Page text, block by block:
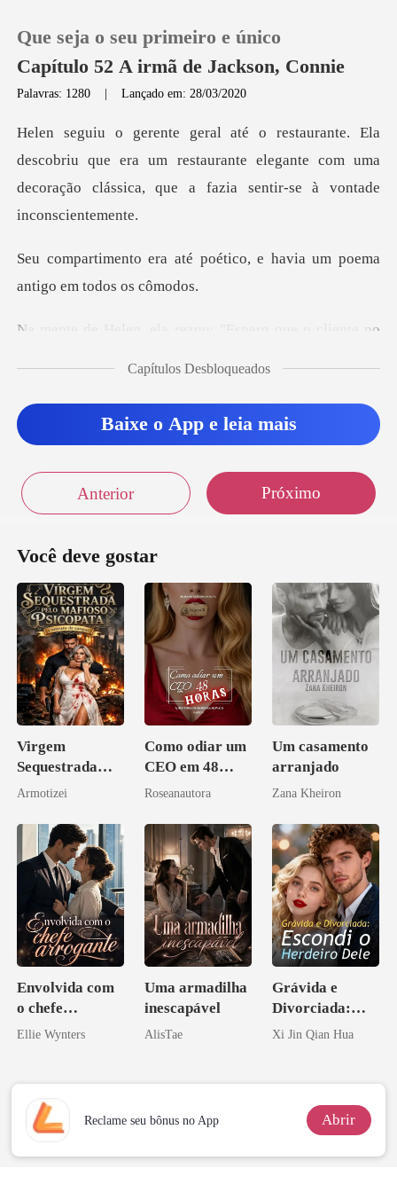
0
Loja
Sair
Que seja o seu primeiro e único
Capítulo 52 A irmã de Jackson, Connie
Palavras: 1280 |Lançado em: 28/03/2020
briu que era um restaurante elegante com uma
decoração cl
poético, e havia um poema
"Espero que o cliente no
Capítulos Desbloqueados
Baixe o App e leia mais
Anterior Próximo
Você deve gostar
Virgem
Sequestrada
pelo Mafioso
CONTRATO
DE SANGUE
Armotizei
Como odiar um
CEO em 48
horas
Roseanautora
Um casamento
arranjado
Zana Kheiron
Envolvida com
o chefe
arrogante
Ellie Wynters
Uma armadilha
inescapável
AlisTae
Grávida e
Divorciada:
Escondi o
Xi Jin Qian Hua
Reclame seu bônus no App Abrir